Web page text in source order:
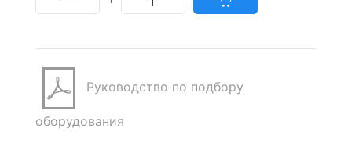
Руководство по подбору
оборудования